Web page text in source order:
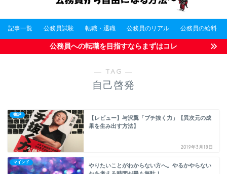
記事一覧 公務員試験 転職・退職 公務員のリアル 公務員の給料
公務員への転職を目指すならまずはコレ
― TAG ―
自己啓発
書評
【レビュー】与沢翼「ブチ抜く力」【異次元の成
果を生み出す方法】
2019年3月18日
マインド
やりたいことがわからない方へ。やるかやらない